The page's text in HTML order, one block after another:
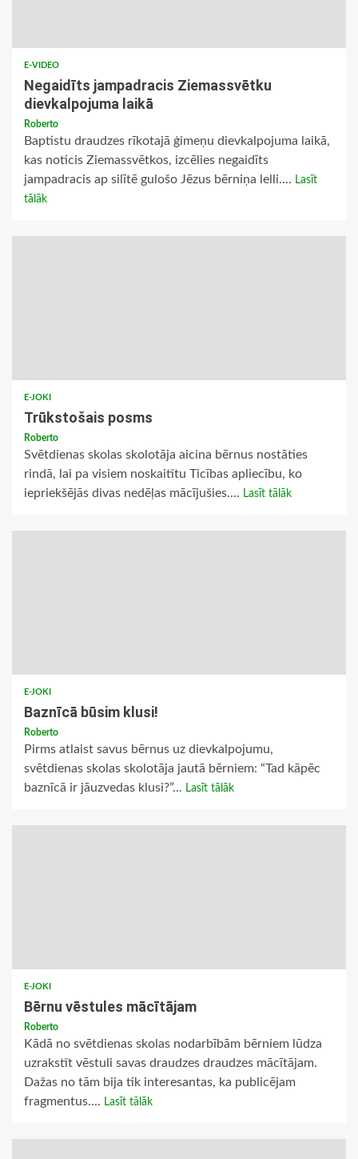
E-VIDEO
Negaidīts jampadracis Ziemassvētku
dievkalpojuma laikā
Roberto
Baptistu draudzes rīkotajā ģimeņu dievkalpojuma laikā,
kas noticis Ziemassvētkos, izcēlies negaidīts
jampadracis ap silītē gulošo Jēzus bērniņa lelli.... Lasīt
tālāk
E-JOKI
Trūkstošais posms
Roberto
Svētdienas skolas skolotāja aicina bērnus nostāties
rindā, lai pa visiem noskaitītu Ticības apliecību, ko
iepriekšējās divas nedēļas mācījušies.... Lasīt tālāk
E-JOKI
Baznīcā būsim klusi!
Roberto
Pirms atlaist savus bērnus uz dievkalpojumu,
svētdienas skolas skolotāja jautā bērniem: “Tad kāpēc
baznīcā ir jāuzvedas klusi?”... Lasīt tālāk
E-JOKI
Bērnu vēstules mācītājam
Roberto
Kādā no svētdienas skolas nodarbībām bērniem lūdza
uzrakstīt vēstuli savas draudzes draudzes mācītājam.
Dažas no tām bija tik interesantas, ka publicējam
fragmentus.... Lasīt tālāk